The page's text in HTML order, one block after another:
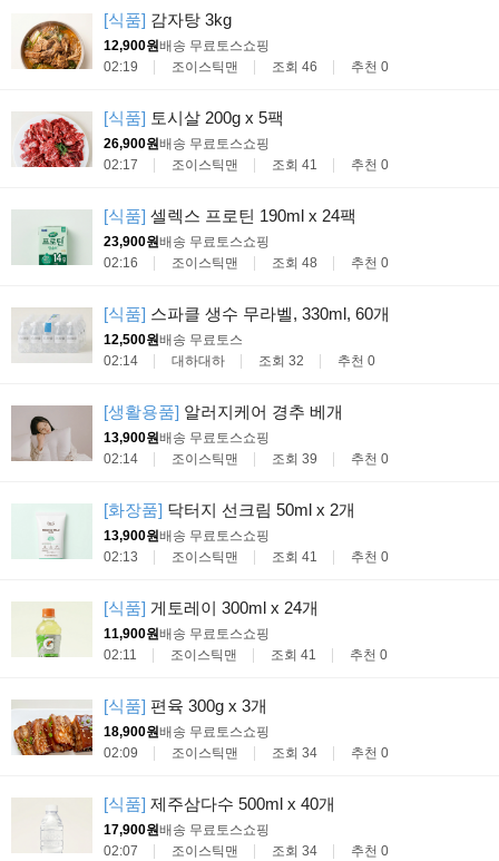
[식품] 감자탕 3kg
12,900원배송 무료토스쇼핑
02:19
조이스틱맨 조회 46 추천 0
[식품] 토시살 200g x 5팩
26,900원배송 무료토스쇼핑
02:17
조이스틱맨 조회 41 추천 0
[식품] 셀렉스 프로틴 190ml x 24팩
23,900원배송 무료토스쇼핑
02:16
조이스틱맨 조회 48 추천 0
[식품] 스파클 생수 무라벨, 330ml, 60개
12,500원배송 무료토스
02:14
대하대하 조회 32 추천 0
[생활용품] 알러지케어 경추 베개
13,900원배송 무료토스쇼핑
02:14
조이스틱맨 조회 39 추천 0
[화장품] 닥터지 선크림 50ml x 2개
13,900원배송 무료토스쇼핑
02:13
조이스틱맨 조회 41 추천 0
[식품] 게토레이 300ml x 24개
11,900원배송 무료토스쇼핑
02:11
조이스틱맨 조회 41 추천 0
[식품] 편육 300g x 3개
18,900원배송 무료토스쇼핑
02:09
조이스틱맨 조회 34 추천 0
[식품] 제주삼다수 500ml x 40개
17,900원배송 무료토스쇼핑
02:07
조이스틱맨 조회 34 추천 0